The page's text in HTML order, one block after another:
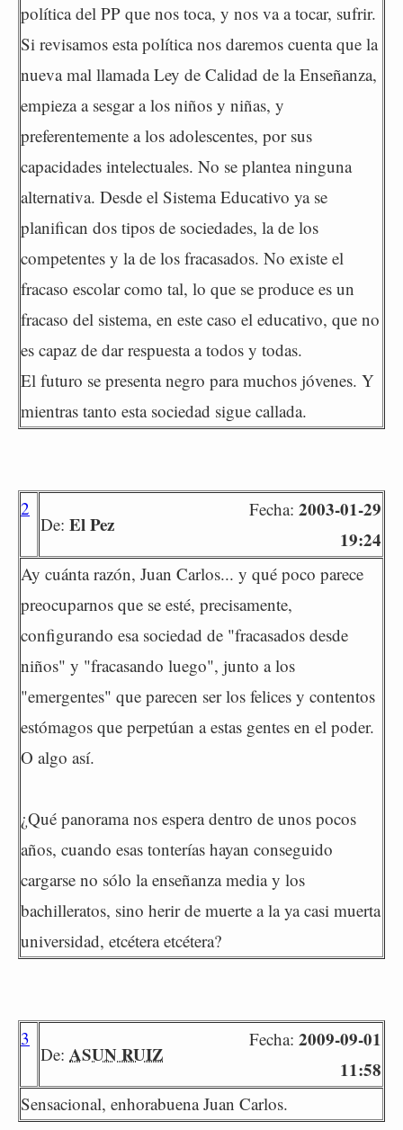
política del PP que nos toca, y nos va a tocar, sufrir.
Si revisamos esta política nos daremos cuenta que la
nueva mal llamada Ley de Calidad de la Enseñanza,
empieza a sesgar a los niños y niñas, y
preferentemente a los adolescentes, por sus
capacidades intelectuales. No se plantea ninguna
alternativa. Desde el Sistema Educativo ya se
planifican dos tipos de sociedades, la de los
competentes y la de los fracasados. No existe el
fracaso escolar como tal, lo que se produce es un
fracaso del sistema, en este caso el educativo, que no
es capaz de dar respuesta a todos y todas.
El futuro se presenta negro para muchos jóvenes. Y
mientras tanto esta sociedad sigue callada.
2
De: El Pez
Fecha: 2003-01-29
19:24
Ay cuánta razón, Juan Carlos... y qué poco parece
preocuparnos que se esté, precisamente,
configurando esa sociedad de "fracasados desde
niños" y "fracasando luego", junto a los
"emergentes" que parecen ser los felices y contentos
estómagos que perpetúan a estas gentes en el poder.
O algo así.
¿Qué panorama nos espera dentro de unos pocos
años, cuando esas tonterías hayan conseguido
cargarse no sólo la enseñanza media y los
bachilleratos, sino herir de muerte a la ya casi muerta
universidad, etcétera etcétera?
3
De: ASUN RUIZ
Fecha: 2009-09-01
11:58
Sensacional, enhorabuena Juan Carlos.